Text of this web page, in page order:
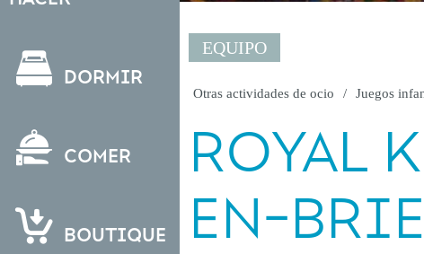
Dormir
Comer
Boutique
EQUIPO
Otras actividades de ocio Juegos
ROYAL
EN-BRIE